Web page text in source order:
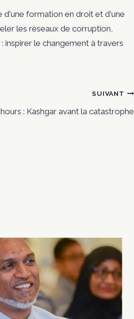
d'une formation en droit et d'une
les réseaux de corruption,
inspirer le changement à travers
SUIVANT
: Kashgar avant la catastrophe